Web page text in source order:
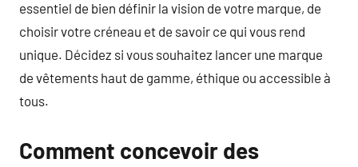
essentiel de bien définir la vision de votre marque, de
choisir votre créneau et de savoir ce qui vous rend
unique. Décidez si vous souhaitez lancer une marque
de vêtements haut de gamme, éthique ou accessible à
tous.
Comment concevoir des